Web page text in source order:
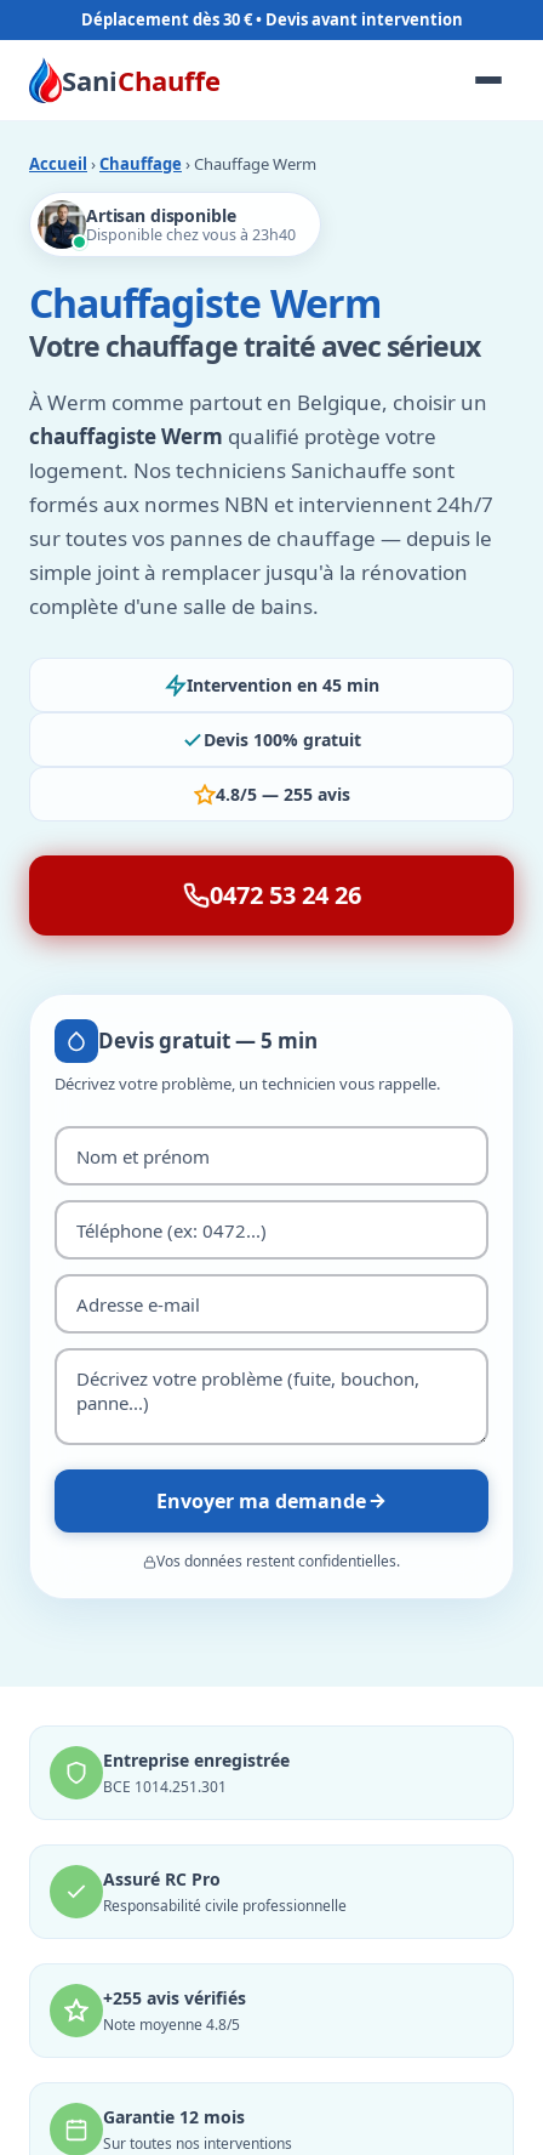
Déplacement dès 30 €
SaniChauffe
Accueil ›Chauffage › Chauffage Werm
Artisan disponible
Disponible chez vous à 23h40
Chauffagiste Werm
Votre chauffage traité avec sérieux
À Werm comme partout en Belgique, choisir un
chauffagiste Werm qualifié protège votre
logement. Nos techniciens Sanichauffe sont
formés aux normes NBN et interviennent 24h/7
sur toutes vos pannes de chauffage — depuis le
simple joint à remplacer jusqu'à la rénovation
complète d'une salle de bains.
Intervention en 45 min
Devis 100% gratuit
4.8/5 — 255 avis
0472 53 24 26
Devis gratuit — 5 min
Décrivez votre problème, un technicien vous rappelle.
Envoyer ma demande
Vos données restent confidentielles.
Entreprise enregistrée
BCE 1014.251.301
Assuré RC Pro
Responsabilité civile professionnelle
+255 avis vérifiés
Note moyenne 4.8/5
Garantie 12 mois
Sur toutes nos interventions